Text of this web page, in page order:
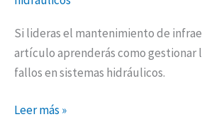
Si lideras el mantenimiento de
artículo aprenderás como gestionar
fallos en sistemas hidráulicos.
Leer más »